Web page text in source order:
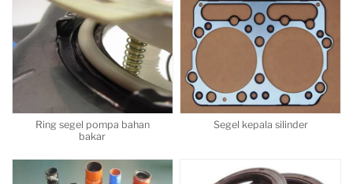
Ring segel pompa bahan
bakar
Segel kepala silinder